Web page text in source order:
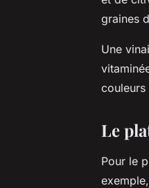
graines
Une
couleurs
Le
Pour le